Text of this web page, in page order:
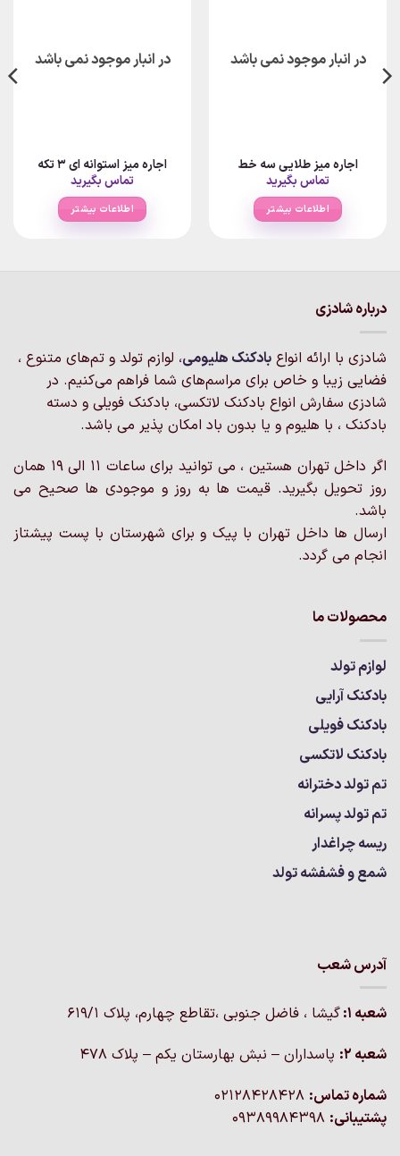
در انبار موجود نمی باشد
اجاره میز طلایی سه خط
تماس بگیرید
اطلاعات بیشتر
در انبار موجود نمی باشد
اجاره میز استوانه ای ۳ تکه
تماس بگیرید
اطلاعات بیشتر
درباره شادزی
شادزی با ارائه انواع بادکنک‌ هلیومی، لوازم تولد و تم‌های متنوع ،
فضایی زیبا و خاص برای مراسم‌های شما فراهم می‌کنیم. در
شادزی سفارش انواع بادکنک لاتکسی، بادکنک فویلی و دسته
بادکنک ، با هلیوم و یا بدون باد امکان پذیر می باشد.
اگر داخل تهران هستین ، می توانید برای ساعات 11 الی 19 همان
روز تحویل بگیرید. قیمت ها به روز و موجودی ها صحیح می
باشد.
ارسال ها داخل تهران با پیک و برای شهرستان با پست پیشتاز
انجام می گردد.
محصولات ما
لوازم تولد
بادکنک آرایی
بادکنک فویلی
بادکنک لاتکسی
تم تولد دخترانه
تم تولد پسرانه
ریسه چراغدار
شمع و فشفشه تولد
آدرس شعب
شعبه 1:
گيشا ، فاضل جنوبی ،تقاطع چهارم، پلاک 619/1
شعبه 2:
پاسداران – نبش بهارستان یکم – پلاک ۴۷۸
شماره تماس:
پشتیبانی: